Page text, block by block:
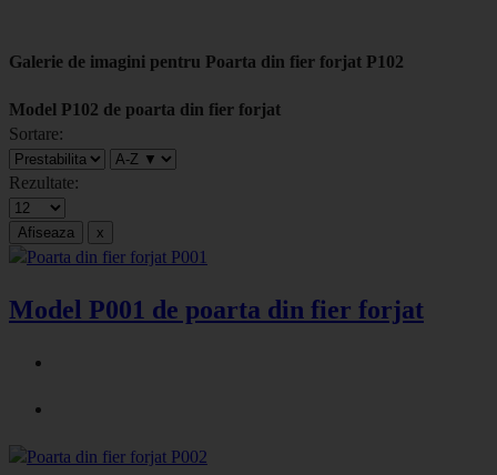
Galerie de imagini pentru Poarta din fier forjat P102
Model P102 de poarta din fier forjat
Sortare:
Rezultate:
Model P001 de poarta din fier forjat